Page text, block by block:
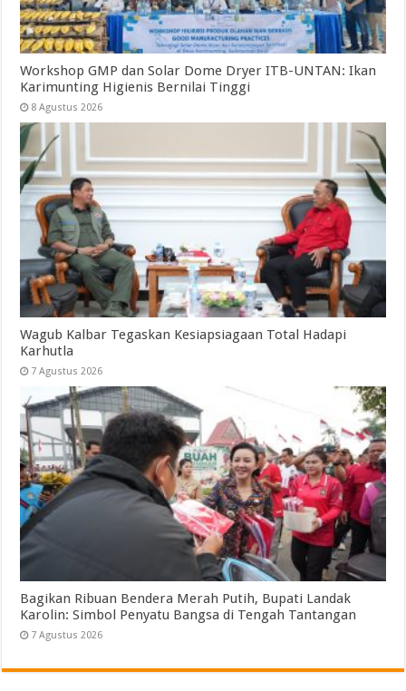
Workshop GMP dan Solar Dome Dryer ITB-UNTAN: Ikan
Karimunting Higienis Bernilai Tinggi
8 Agustus 2026
Wagub Kalbar Tegaskan Kesiapsiagaan Total Hadapi
Karhutla
7 Agustus 2026
Bagikan Ribuan Bendera Merah Putih, Bupati Landak
Karolin: Simbol Penyatu Bangsa di Tengah Tantangan
7 Agustus 2026